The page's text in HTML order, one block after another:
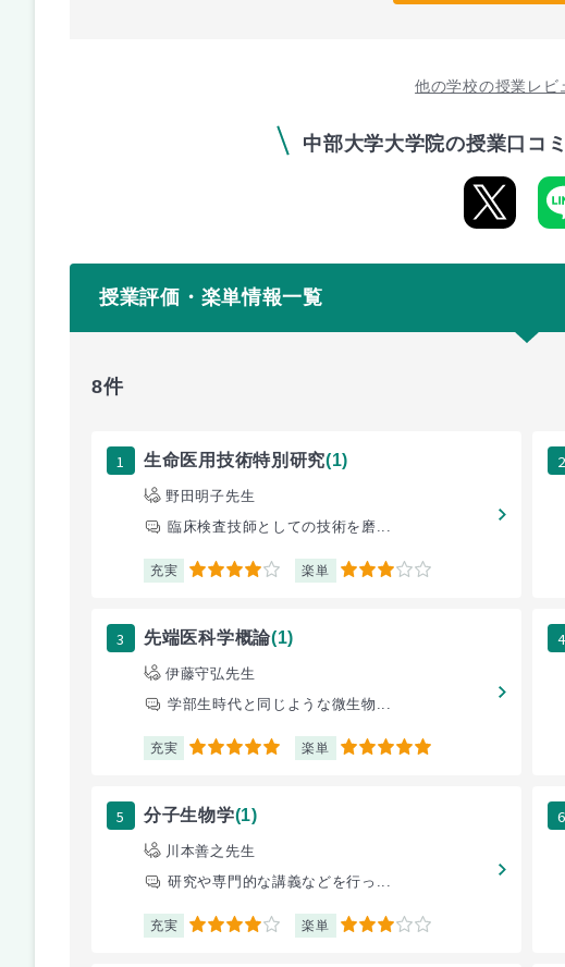
他の学校の授業レビ
中部大学大学院の授業口コ
授業評価・楽単情報一覧
8件
1 生命医用技術特別研究(1)
野田明子先生
臨床検査技師としての技術を磨...
充実 4 楽単 3
2
3 先端医科学概論(1)
伊藤守弘先生
学部生時代と同じような微生物...
充実 5 楽単 5
4
5 分子生物学(1)
川本善之先生
研究や専門的な講義などを行っ...
充実 4 楽単 3
6